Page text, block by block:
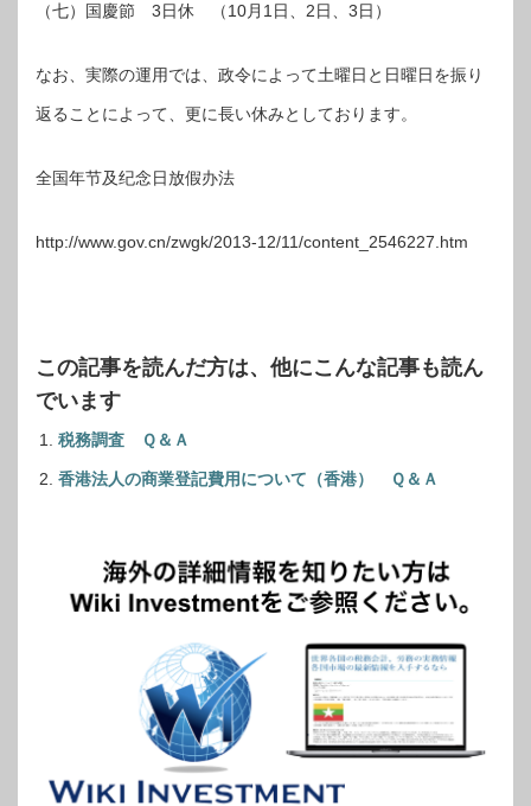
（七）国慶節 3日休 （10月1日、2日、3日）
なお、実際の運用では、政令によって土曜日と日曜日を振り
返ることによって、更に長い休みとしております。
全国年节及纪念日放假办法
http://www.gov.cn/zwgk/2013-12/11/content_2546227.htm
この記事を読んだ方は、他にこんな記事も読ん
でいます
税務調査 Ｑ＆Ａ
香港法人の商業登記費用について（香港） Ｑ＆Ａ